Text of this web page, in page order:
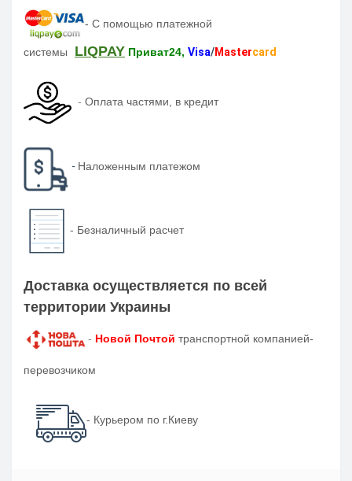
- С помощью платежной
системы LIQPAY Приват24, Visa/Mastercard
- Оплата частями, в кредит
- Наложенным платежом
- Безналичный расчет
Доставка осуществляется по всей
территории Украины
- Новой Почтой транспортной компанией-
перевозчиком
- Курьером по г.Киеву